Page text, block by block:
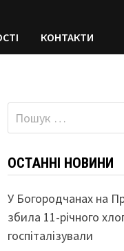
КОНТАКТИ
Пошук:
ОСТАННІ НОВИНИ
У Богородчанах на
збила 11-річного
госпіталізували